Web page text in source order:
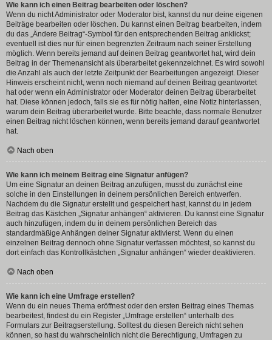
Wie kann ich einen Beitrag bearbeiten oder löschen?
Wenn du nicht Administrator oder Moderator bist, kannst du nur deine eigenen
Beiträge bearbeiten oder löschen. Du kannst einen Beitrag bearbeiten, indem
du das „Ändere Beitrag“-Symbol für den entsprechenden Beitrag anklickst;
eventuell ist dies nur für einen begrenzten Zeitraum nach seiner Erstellung
möglich. Wenn bereits jemand auf deinen Beitrag geantwortet hat, wird dein
Beitrag in der Themenansicht als überarbeitet gekennzeichnet. Es wird sowohl
die Anzahl als auch der letzte Zeitpunkt der Bearbeitungen angezeigt. Dieser
Hinweis erscheint nicht, wenn noch niemand auf deinen Beitrag geantwortet
hat oder wenn ein Administrator oder Moderator deinen Beitrag überarbeitet
hat. Diese können jedoch, falls sie es für nötig halten, eine Notiz hinterlassen,
warum dein Beitrag überarbeitet wurde. Bitte beachte, dass normale Benutzer
einen Beitrag nicht löschen können, wenn bereits jemand darauf geantwortet
hat.
Nach oben
Wie kann ich meinem Beitrag eine Signatur anfügen?
Um eine Signatur an deinen Beitrag anzufügen, musst du zunächst eine
solche in den Einstellungen in deinem persönlichen Bereich entwerfen.
Nachdem du die Signatur erstellt und gespeichert hast, kannst du in jedem
Beitrag das Kästchen „Signatur anhängen“ aktivieren. Du kannst eine Signatur
auch hinzufügen, indem du in deinem persönlichen Bereich das
standardmäßige Anhängen deiner Signatur aktivierst. Wenn du einen
einzelnen Beitrag dennoch ohne Signatur verfassen möchtest, so kannst du
dort einfach das Kontrollkästchen „Signatur anhängen“ wieder deaktivieren.
Nach oben
Wie kann ich eine Umfrage erstellen?
Wenn du ein neues Thema eröffnest oder den ersten Beitrag eines Themas
bearbeitest, findest du ein Register „Umfrage erstellen“ unterhalb des
Formulars zur Beitragserstellung. Solltest du diesen Bereich nicht sehen
können, so hast du wahrscheinlich nicht die Berechtigung, Umfragen zu